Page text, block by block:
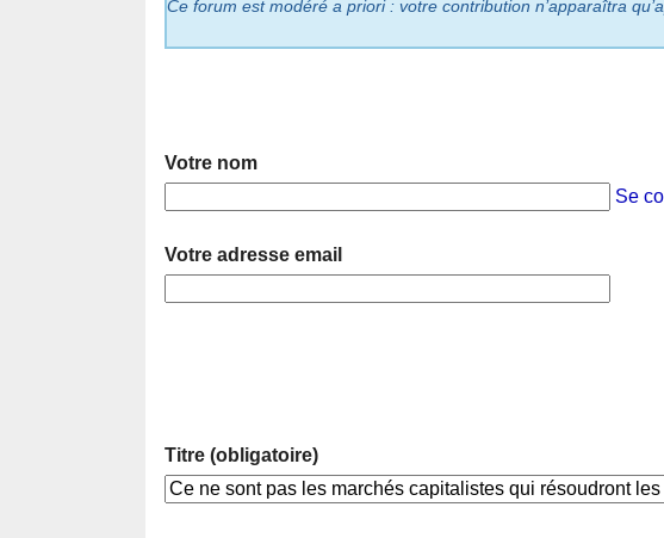
Ce forum est modéré a priori : votre contribution n’apparaîtra
Votre nom
Se
Votre adresse email
Titre (obligatoire)